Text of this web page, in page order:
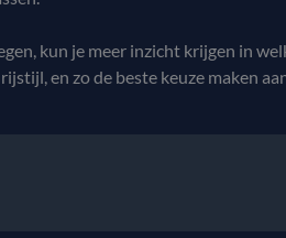
kun je meer inzicht krijgen in
en zo de beste keuze maken